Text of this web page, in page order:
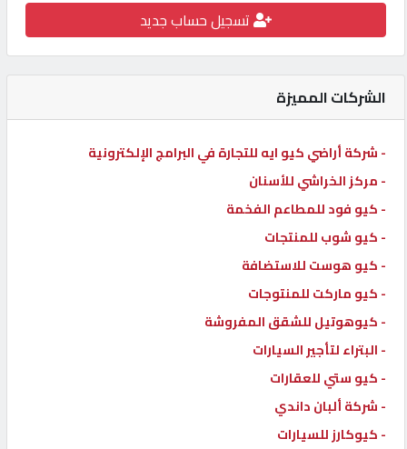
كيو
كارز
كيو
ماركت
الدليل
القطري
POWERED
QHOST
تسجيل حساب جديد
الشركات المميزة
- شركة أراضي كيو ايه للتجارة في البرامج الإلكترونية
- مركز الخراشي للأسنان
- كيو فود للمطاعم الفخمة
- كيو شوب للمنتجات
- كيو هوست للاستضافة
- كيو ماركت للمنتوجات
- كيوهوتيل للشقق المفروشة
- البتراء لتأجير السيارات
- كيو ستي للعقارات
- شركة ألبان داندي
- كيوكارز للسيارات